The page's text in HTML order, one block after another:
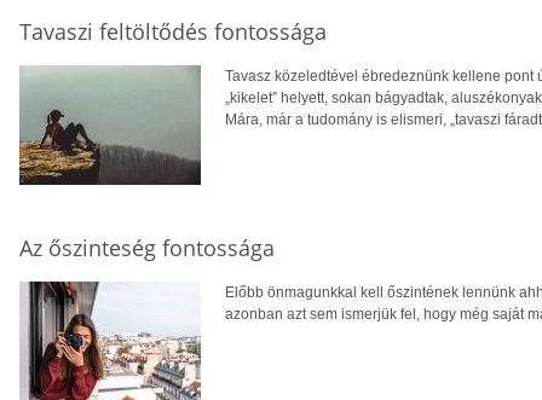
Tavaszi feltöltődés fontossága
Tavasz közeledtével ébredeznünk kellene pont
„kikelet” helyett, sokan bágyadtak,
Mára, már a tudomány is elismeri, „tavaszi
Az őszinteség fontossága
Előbb önmagunkkal kell őszintének lennünk
azonban azt sem ismerjük fel, hogy még saját